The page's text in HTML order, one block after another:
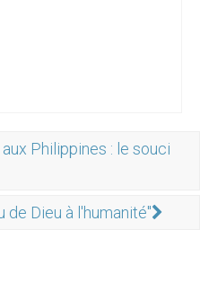
Philippines : le souci
de Dieu à l'humanité"